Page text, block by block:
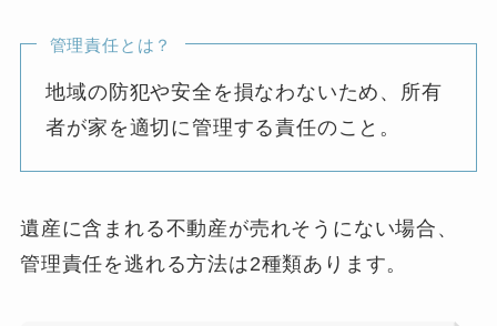
管理責任とは？
地域の防犯や安全を損なわないため、所有
者が家を適切に管理する責任のこと。
遺産に含まれる不動産が売れそうにない場合、
管理責任を逃れる方法は2種類あります。